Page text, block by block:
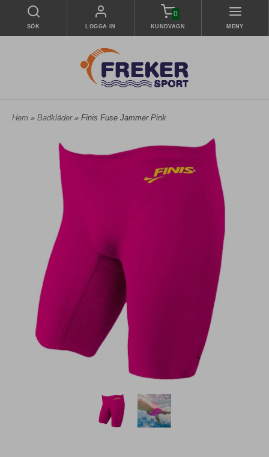
SÖK LOGGA IN
0
KUNDVAGN MENY
Hem » Badkläder » Finis Fuse Jammer Pink